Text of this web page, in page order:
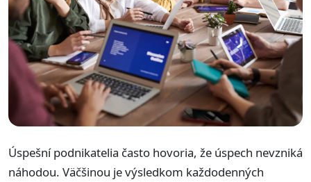
Úspešní podnikatelia často hovoria, že úspech nevzniká
náhodou. Väčšinou je výsledkom každodenných